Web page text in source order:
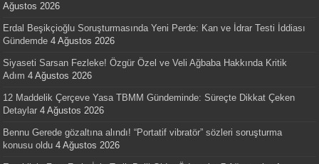
Ağustos 2026
Erdal Beşikçioğlu Soruşturmasında Yeni Perde: Kan ve İdrar Testi İddiası
Gündemde 4 Ağustos 2026
Siyaseti Sarsan Fezleke! Özgür Özel ve Veli Ağbaba Hakkında Kritik
Adım 4 Ağustos 2026
12 Maddelik Çerçeve Yasa TBMM Gündeminde: Süreçte Dikkat Çeken
Detaylar 4 Ağustos 2026
Bennu Gerede gözaltına alındı! “Portatif vibratör” sözleri soruşturma
konusu oldu 4 Ağustos 2026